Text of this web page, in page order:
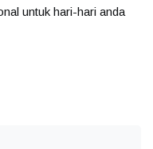
untuk hari-hari anda